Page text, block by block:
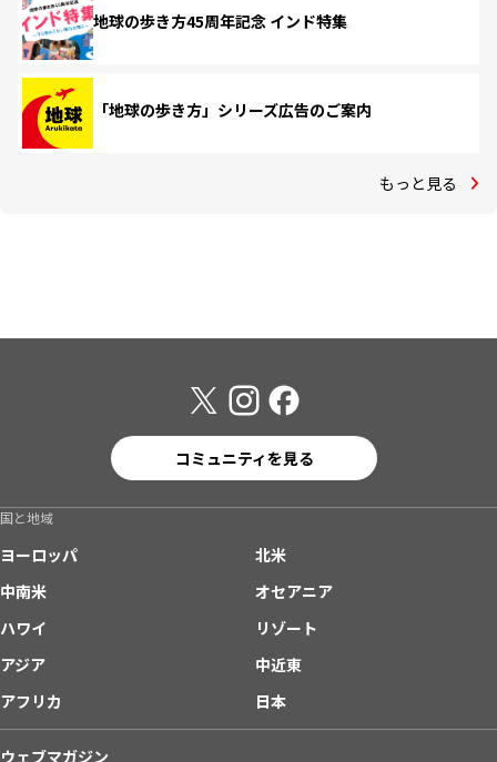
地球の歩き方45周年記念 インド特集
「地球の歩き方」シリーズ広告のご案内
もっと見る
コミュニティを見る
国と地域
ヨーロッパ
北米
中南米
オセアニア
ハワイ
リゾート
アジア
中近東
アフリカ
日本
ウェブマガジン